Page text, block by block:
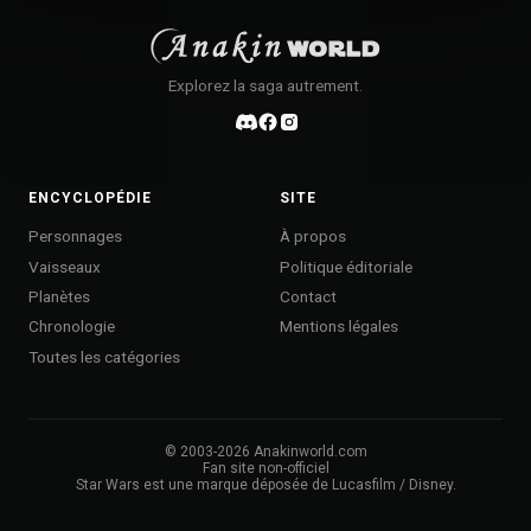
Explorez la saga autrement.
ENCYCLOPÉDIE
Personnages
Vaisseaux
Planètes
Chronologie
Toutes les catégories
SITE
À propos
Politique éditoriale
Contact
Mentions légales
© 2003-2026 Anakinworld.com
Fan site non-officiel
Star Wars est une marque déposée de Lucasfilm / Disney.